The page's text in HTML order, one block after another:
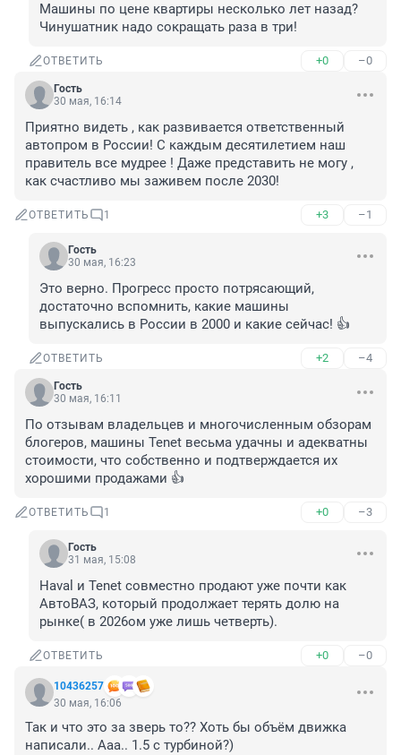
Машины по цене квартиры несколько лет назад?
Чинушатник надо сокращать раза в три!
ОТВЕТИТЬ +0 –0
Гость
30 мая, 16:14
Приятно видеть , как развивается ответственный
автопром в России! С каждым десятилетием наш
правитель все мудрее ! Даже представить не могу ,
как счастливо мы заживем после 2030!
ОТВЕТИТЬ 1 +3 –1
Гость
30 мая, 16:23
Это верно. Прогресс просто потрясающий,
достаточно вспомнить, какие машины
выпускались в России в 2000 и какие сейчас! 👍
ОТВЕТИТЬ +2 –4
Гость
30 мая, 16:11
По отзывам владельцев и многочисленным обзорам
блогеров, машины Tenet весьма удачны и адекватны
стоимости, что собственно и подтверждается их
хорошими продажами 👍
ОТВЕТИТЬ 1 +0 –3
Гость
31 мая, 15:08
Haval и Tenet совместно продают уже почти как
АвтоВАЗ, который продолжает терять долю на
рынке( в 2026ом уже лишь четверть).
ОТВЕТИТЬ +0 –0
10436257
30 мая, 16:06
Так и что это за зверь то?? Хоть бы объём движка
написали.. Ааа.. 1.5 с турбиной?)